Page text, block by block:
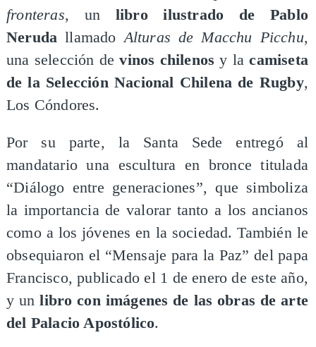
fronteras, un libro ilustrado de Pablo
Neruda llamado Alturas de Macchu Picchu,
una selección devinos chilenos y lacamiseta
de la Selección Nacional Chilena de Rugby,
Los Cóndores.
Por su parte, la Santa Sede entregó al
mandatario una escultura en bronce titulada
“Diálogo entre generaciones”, que simboliza
la importancia de valorar tanto a los ancianos
como a los jóvenes en la sociedad. También le
obsequiaron el “Mensaje para la Paz” del papa
Francisco, publicado el 1 de enero de este año,
y unlibro con imágenes de las obras de arte
del Palacio Apostólico.